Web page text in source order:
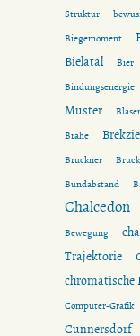
Struktur
Biegemoment
Bielatal
Bier
Bindungsenergie
Muster
Brahe
Brekzie
Bruckner
Bundabstand
Chalcedon
Bewegung
Trajektorie
chromatische
Computer-Grafik
Cunnersdorf